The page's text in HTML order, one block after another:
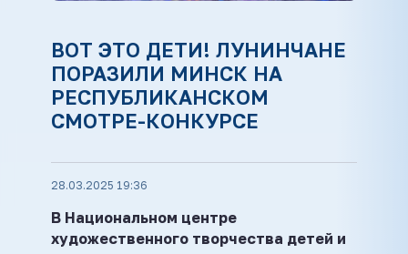
ВОТ ЭТО ДЕТИ! ЛУНИНЧАНЕ
ПОРАЗИЛИ МИНСК НА
РЕСПУБЛИКАНСКОМ
СМОТРЕ-КОНКУРСЕ
28.03.2025 19:36
В Национальном центре
художественного творчества детей и